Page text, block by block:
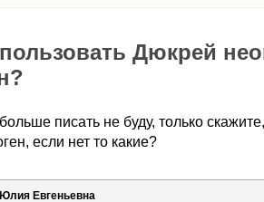
Дюкрей
писать не буду, только
если нет то какие?
Евгеньевна